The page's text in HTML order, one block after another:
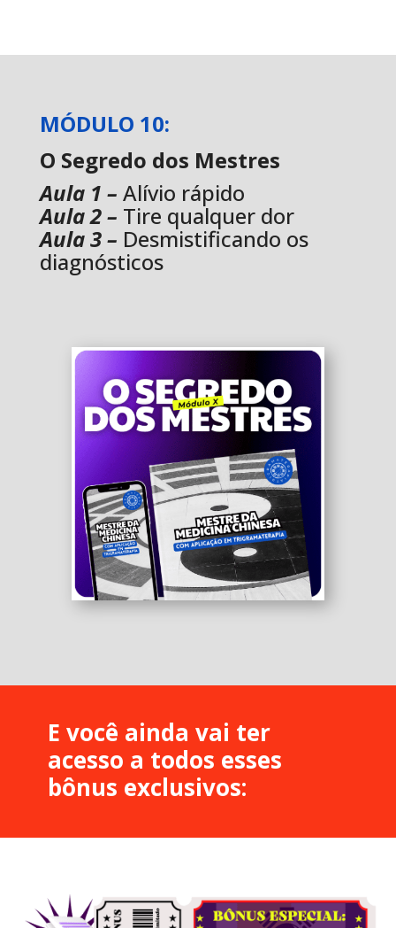
MÓDULO 10:
O Segredo dos Mestres
Aula 1 – Alívio rápido
Aula 2 – Tire qualquer dor
Aula 3 – Desmistificando os
diagnósticos
E você ainda vai ter
acesso a todos esses
bônus exclusivos: